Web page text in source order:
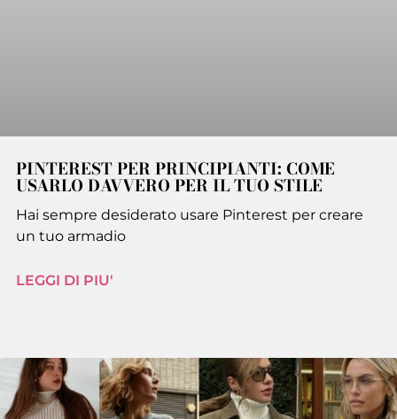
PINTEREST PER PRINCIPIANTI: COME
USARLO DAVVERO PER IL TUO STILE
Hai sempre desiderato usare Pinterest per creare
un tuo armadio
LEGGI DI PIU'